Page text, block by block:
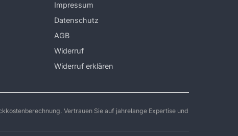
Impressum
Datenschutz
AGB
Widerruf
Widerruf erklären
Vertrauen Sie auf jahrelange Expertise und